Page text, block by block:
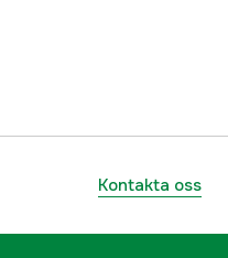
Kontakta oss